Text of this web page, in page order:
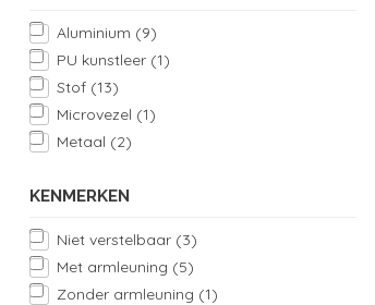
Aluminium (9)
PU kunstleer (1)
Stof (13)
Microvezel (1)
Metaal (2)
KENMERKEN
Niet verstelbaar (3)
Met armleuning (5)
Zonder armleuning (1)